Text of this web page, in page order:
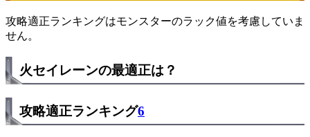
攻略適正ランキングはモンスターのラック値を考慮していま
せん。
火セイレーンの最適正は？
攻略適正ランキング6